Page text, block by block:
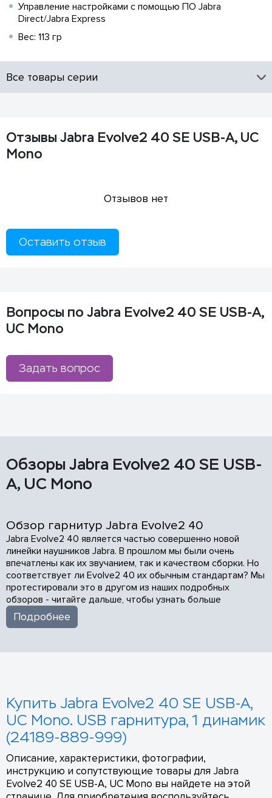
Управление настройками с помощью ПО Jabra
Direct/Jabra Express
Вес: 113 гр
Все товары серии
Отзывы Jabra Evolve2 40 SE USB-A, UC
Mono
Отзывов нет
Оставить отзыв
Вопросы по Jabra Evolve2 40 SE USB-A,
UC Mono
Задать вопрос
Обзоры Jabra Evolve2 40 SE USB-
A, UC Mono
Обзор гарнитур Jabra Evolve2 40
Jabra Evolve2 40 является частью совершенно новой
линейки наушников Jabra. В прошлом мы были очень
впечатлены как их звучанием, так и качеством сборки. Но
соответствует ли Evolve2 40 их обычным стандартам? Мы
протестировали это в другом из наших подробных
обзоров - читайте дальше, чтобы узнать больше
Подробнее
Купить Jabra Evolve2 40 SE USB-A,
UC Mono. USB гарнитура, 1 динамик
(24189-889-999)
Описание, характеристики, фотографии,
инструкцию и сопутствующие товары для Jabra
Evolve2 40 SE USB-A, UC Mono вы найдете на этой